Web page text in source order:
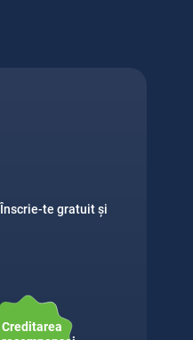
Înscrie-te gratuit și
Creditarea